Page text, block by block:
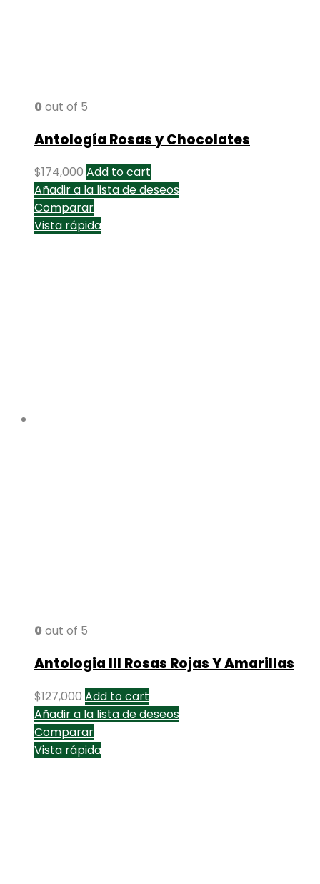
0 out of 5
Antología Rosas y Chocolates
$174,000 Add to cart
Añadir a la lista de deseos
Comparar
Vista rápida
0 out of 5
Antologia III Rosas Rojas Y Amarillas
$127,000 Add to cart
Añadir a la lista de deseos
Comparar
Vista rápida